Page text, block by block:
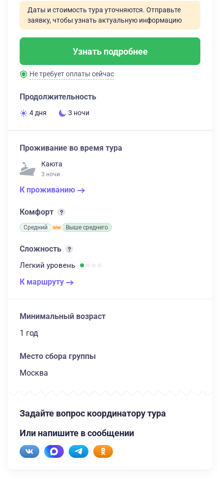
Даты и стоимость тура уточняются. Отправьте
заявку, чтобы узнать актуальную информацию
Узнать подробнее
Не требует оплаты сейчас
Продолжительность
4 дня 3 ночи
Проживание во время тура
Каюта
3 ночи
К проживанию
Комфорт
Средний Выше среднего
Сложность
Легкий уровень
К маршруту
Минимальный возраст
1 год
Место сбора группы
Москва
Задайте вопрос координатору тура
Или напишите в сообщении